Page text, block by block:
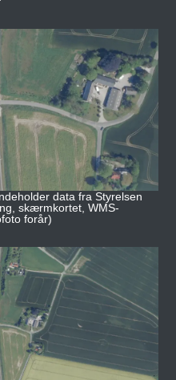
data fra Styrelsen
skærmkortet, WMS-
forår)